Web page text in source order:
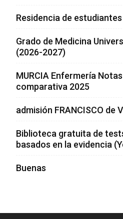
Residencia de
Grado de Medicina
(2026-2027)
MURCIA Enfermería
comparativa 2025
admisión FRANCISCO de
Biblioteca gratuita de
basados en la evidencia
Buenas